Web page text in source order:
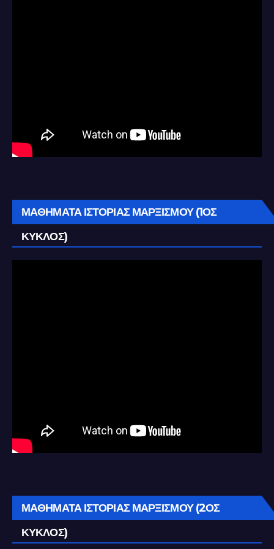
ΜΑΘΗΜΑΤΑ ΙΣΤΟΡΙΑΣ ΜΑΡΞΙΣΜΟΥ (1ΟΣ
ΚΥΚΛΟΣ)
ΜΑΘΗΜΑΤΑ ΙΣΤΟΡΙΑΣ ΜΑΡΞΙΣΜΟΥ (2ΟΣ
ΚΥΚΛΟΣ)